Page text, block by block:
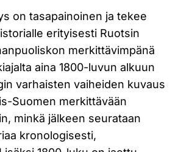
on tasapainoinen ja tekee
erityisesti Ruotsin
merkittävimpänä
aina 1800-luvun alkuun
varhaisten vaiheiden kuvaus
Suomen merkittävään
minkä jälkeen seurataan
kronologisesti,